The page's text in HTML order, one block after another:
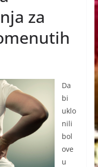
za
Da
bi
uklo
nili
bol
ove
u